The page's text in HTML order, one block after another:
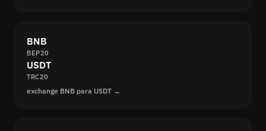
BNB
BEP20
USDT
TRC20
exchange BNB para USDT →